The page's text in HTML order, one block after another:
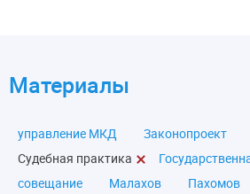
Материалы
управление МКД Законопроект
Судебная практика
совещание
Малахов Пахомов